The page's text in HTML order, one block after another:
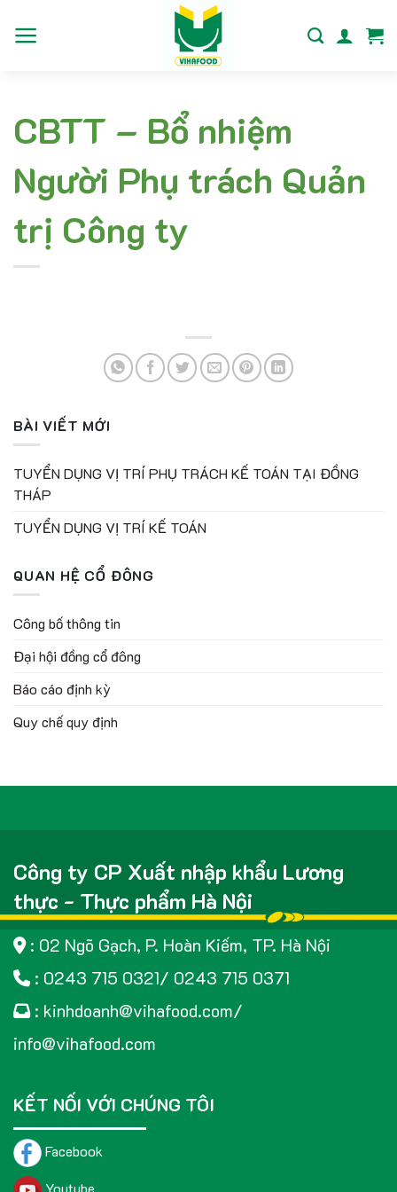
qua
BÀI VIẾT MỚI
TUYỂN DỤNG VỊ TRÍ PHỤ TRÁCH KẾ TOÁN TẠI ĐỒNG
THÁP
TUYỂN DỤNG VỊ TRÍ KẾ TOÁN
QUAN HỆ CỔ ĐÔNG
Công bố thông tin
Đại hội đồng cổ đông
Báo cáo định kỳ
Quy chế quy định
CBTT – Bổ nhiệm
Người Phụ trách Quản
trị Công ty
Công ty CP Xuất nhập khẩu Lương
thực - Thực phẩm Hà Nội
: 02 Ngõ Gạch, P. Hoàn Kiếm, TP. Hà Nội
: 0243 715 0321/ 0243 715 0371
: kinhdoanh@vihafood.com/
info@vihafood.com
KẾT NỐI VỚI CHÚNG TÔI
Facebook
Youtube